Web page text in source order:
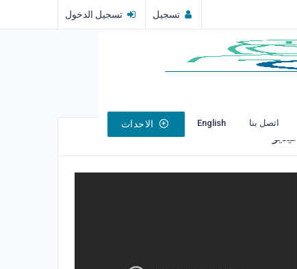
تسجيل تسجيل الدخول
اتصل بنا English الاحداث